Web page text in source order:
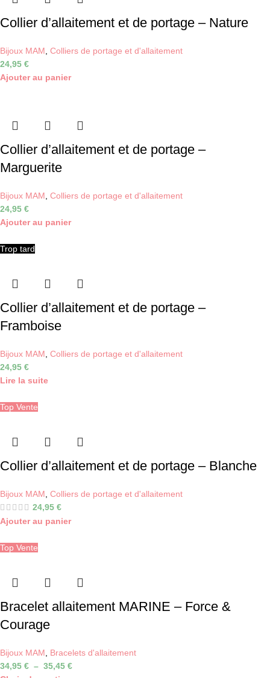
Collier d’allaitement et de portage – Nature
Bijoux MAM Colliers de portage et d'allaitement
24,95 €
Ajouter au panier
Collier d’allaitement et de portage –
Marguerite
Bijoux MAM Colliers de portage et d'allaitement
24,95 €
Ajouter au panier
Trop tard
Collier d’allaitement et de portage –
Framboise
Bijoux MAM Colliers de portage et d'allaitement
24,95 €
Lire la suite
Top Vente
Collier d’allaitement et de portage – Blanche
Bijoux MAM Colliers de portage et d'allaitement
24,95 €
Ajouter au panier
Top Vente
Bracelet allaitement MARINE – Force &
Courage
Bijoux MAM, Bracelets d'allaitement
34,95 € – 35,45 €